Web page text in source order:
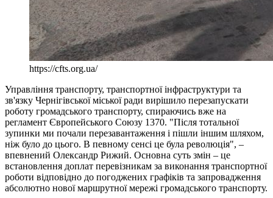
https://cfts.org.ua/
Управління транспорту, транспортної інфраструктури та
зв'язку Чернігівської міської ради вирішило перезапускати
роботу громадського транспорту, спираючись вже на
регламент Європейського Союзу 1370. "Після тотальної
зупинки ми почали перезавантаження і пішли іншим шляхом,
ніж було до цього. В певному сенсі це була революція", –
впевнений Олександр Рижий. Основна суть змін – це
встановлення доплат перевізникам за виконання транспортної
роботи відповідно до погоджених графіків та запровадження
абсолютно нової маршрутної мережі громадського транспорту.